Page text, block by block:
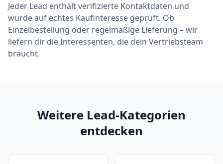
Jeder Lead enthält verifizierte Kontaktdaten und
wurde auf echtes Kaufinteresse geprüft. Ob
Einzelbestellung oder regelmäßige Lieferung – wir
liefern dir die Interessenten, die dein Vertriebsteam
braucht.
Weitere Lead-Kategorien
entdecken